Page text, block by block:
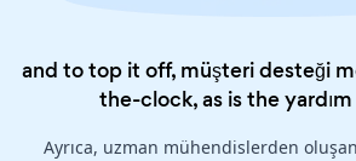
and to top it off, müşteri desteği
the-clock, as is the
Ayrıca, uzman mühendislerden